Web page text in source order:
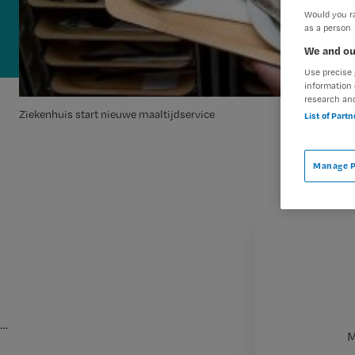
Ziekenhuis start nieuwe maaltijdservice
…
Would you
as a person
We and
Use
information
research
List of
Manage